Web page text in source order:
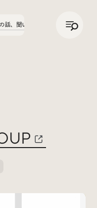
聞いてみた。第3弾、八文字学園70
JP